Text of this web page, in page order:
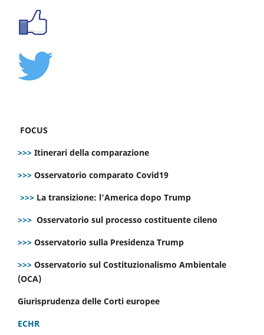
FOCUS
>>> Itinerari della comparazione
>>> Osservatorio comparato Covid19
>>> La transizione: l’America dopo Trump
>>> Osservatorio sul processo costituente cileno
>>> Osservatorio sulla Presidenza Trump
>>> Osservatorio sul Costituzionalismo Ambientale
(OCA)
Giurisprudenza delle Corti europee
ECHR